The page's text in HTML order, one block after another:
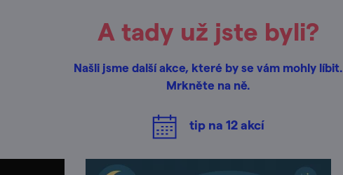
A tady už jste byli?
Našli jsme další akce, které by se vám mohly líbit.
Mrkněte na ně.
tip na 12akcí